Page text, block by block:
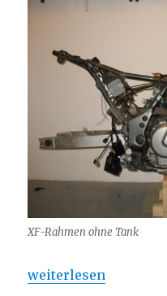
XF-Rahmen ohne Tank
„Tankprobleme!“
weiterlesen